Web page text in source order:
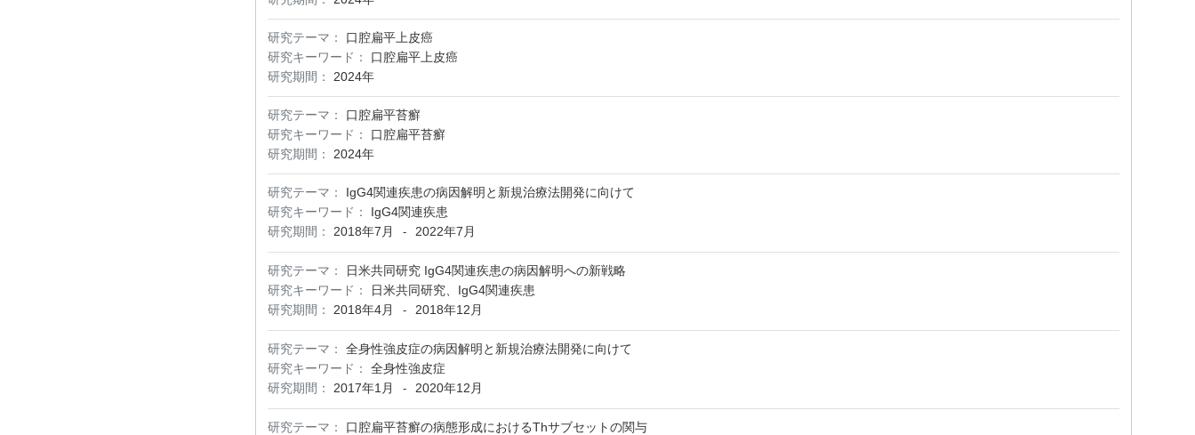
研究テーマ：
口腔扁平上皮癌
研究キーワード：
口腔扁平上皮癌
研究期間：
2024年
研究テーマ：
口腔扁平苔癬
研究キーワード：
口腔扁平苔癬
研究期間：
2024年
研究テーマ：
IgG4関連疾患の病因解明と新規治療法開発に向けて
研究キーワード：
IgG4関連疾患
研究期間：
2018年7月 - 2022年7月
研究テーマ：
日米共同研究 IgG4関連疾患の病因解明への新戦略
研究キーワード：
日米共同研究、IgG4関連疾患
研究期間：
2018年4月 - 2018年12月
研究テーマ：
全身性強皮症の病因解明と新規治療法開発に向けて
研究キーワード：
全身性強皮症
研究期間：
2017年1月 - 2020年12月
研究テーマ：
口腔扁平苔癬の病態形成におけるThサブセットの関与